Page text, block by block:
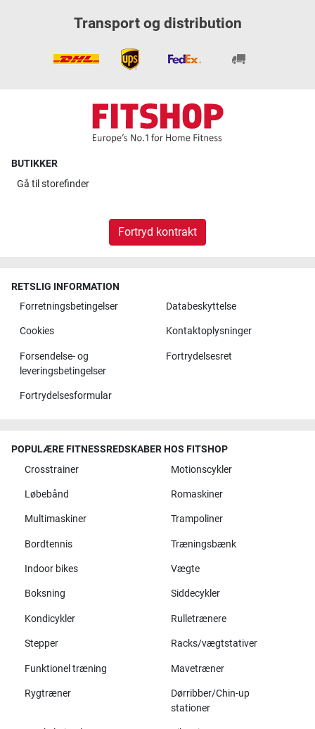
Transport og distribution
BUTIKKER
Gå til storefinder
Fortryd kontrakt
RETSLIG INFORMATION
Forretningsbetingelser
Databeskyttelse
Cookies Kontaktoplysninger
Forsendelse- og
leveringsbetingelser
Fortrydelsesret
Fortrydelsesformular
POPULÆRE FITNESSREDSKABER HOS FITSHOP
Crosstrainer
Motionscykler
Løbebånd Romaskiner
Multimaskiner Trampoliner
Bordtennis Træningsbænk
Indoor bikes Vægte
Boksning Siddecykler
Kondicykler Rulletrænere
Stepper Racks/vægtstativer
Funktionel træning Mavetræner
Rygtræner
Dørribber/Chin-up
stationer